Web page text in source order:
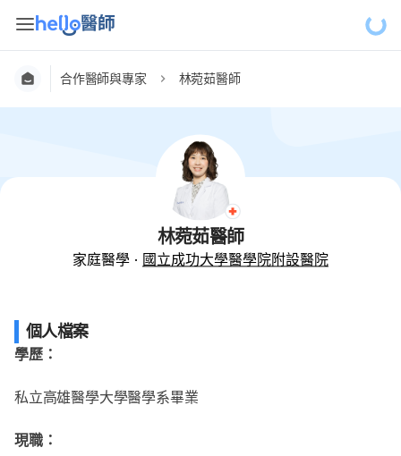
合作醫師與專家 林菀茹醫師
林菀茹醫師
家庭醫學 · 國立成功大學醫學院附設醫院
個人檔案
學歷：
私立高雄醫學大學醫學系畢業
現職：